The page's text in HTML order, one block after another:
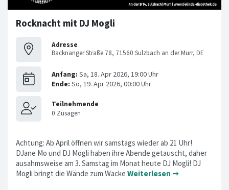
Rocknacht mit DJ Mogli
Adresse
Backnanger Straße 78, 71560 Sulzbach an der Murr, DE
Achtung: Ab April öffnen wir samstags wieder ab 21 Uhr!
DJane Mo und DJ Mogli haben ihre Abende getauscht, daher
ausahmsweise am 3. Samstag im Monat heute DJ Mogli! DJ
Mogli bringt die Wände zum Wacke Weiterlesen ➞